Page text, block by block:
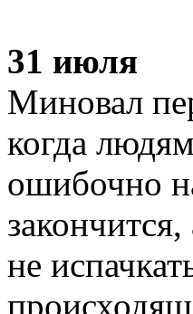
31 июля
Миновал
когда
ошибочно
не